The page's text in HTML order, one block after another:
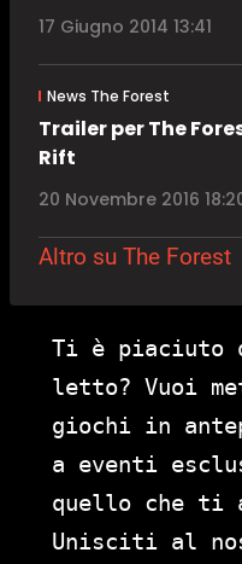
17 Giugno 2014 13:41
News The Forest
Trailer per The
Rift
20 Novembre 2016
Altro su The Forest
Ti è piaciuto
letto? Vuoi
giochi in
a eventi
quello che ti
Unisciti al